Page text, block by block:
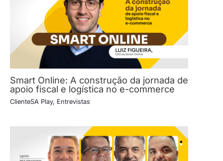
Smart Online: A construção da jornada de
apoio fiscal e logística no e-commerce
ClienteSA Play, Entrevistas